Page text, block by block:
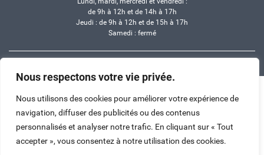
Nous respectons votre vie privée.
Nous utilisons des cookies pour améliorer votre expérience de
navigation, diffuser des publicités ou des contenus
personnalisés et analyser notre trafic. En cliquant sur « Tout
accepter », vous consentez à notre utilisation des cookies.
de 9h à 12h et de 14h à 17h
Jeudi : de 9h à 12h et de 15h à 17h
Samedi : fermé
Haut de page